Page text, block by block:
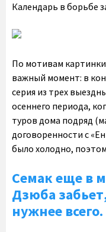
Календарь в борьбе
По мотивам
важный момент: в
серия из трех
осеннего периода,
туров дома подряд
договоренности с
было холодно,
Семак еще в
Дзюба
нужнее